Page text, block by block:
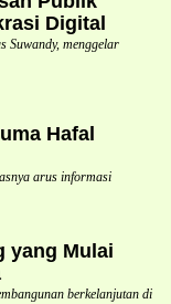
Digital
Suwandy, menggelar
Hafal
arus informasi
yang Mulai
berkelanjutan di